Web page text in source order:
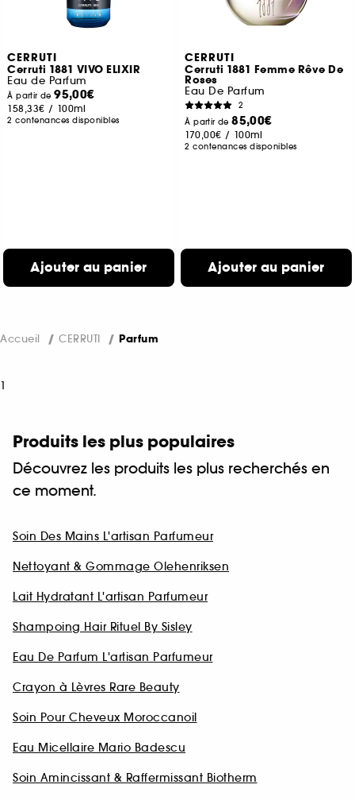
CERRUTI
Cerruti 1881 VIVO ELIXIR
Eau de Parfum
À partir de95,00€
158,33€ / 100ml
2 contenances disponibles
Ajouter au panier
CERRUTI
Cerruti 1881 Femme Rêve De
Roses
Eau De Parfum
2
À partir de85,00€
170,00€ / 100ml
2 contenances disponibles
Ajouter au panier
Accueil CERRUTI Parfum
1
Produits les plus populaires
Découvrez les produits les plus recherchés en
ce moment.
Soin Des Mains L'artisan Parfumeur
Nettoyant & Gommage Olehenriksen
Lait Hydratant L'artisan Parfumeur
Shampoing Hair Rituel By Sisley
Eau De Parfum L'artisan Parfumeur
Crayon à Lèvres Rare Beauty
Soin Pour Cheveux Moroccanoil
Eau Micellaire Mario Badescu
Soin Amincissant & Raffermissant Biotherm